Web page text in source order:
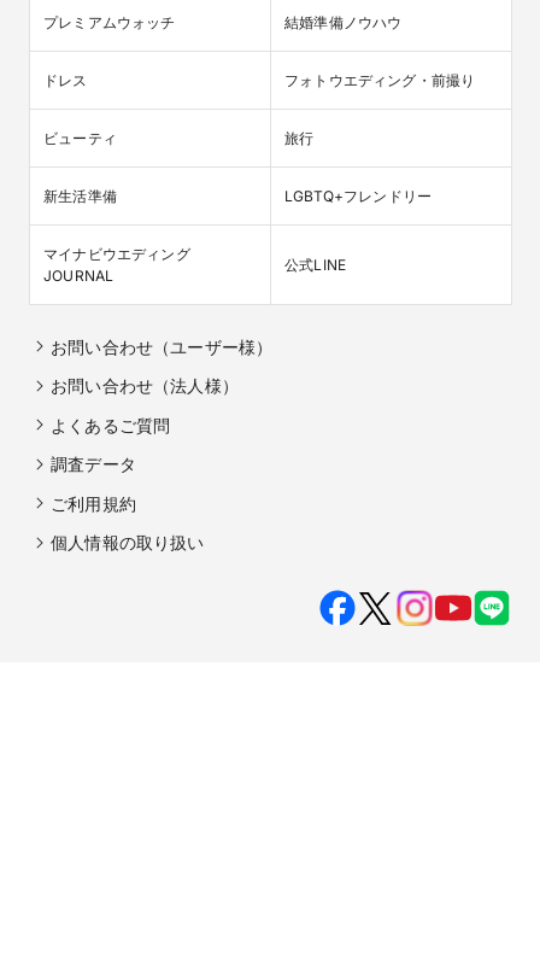
プレミアムウォッチ 結婚準備ノウハウ
ドレス フォトウエディング・前撮り
ビューティ 旅行
新生活準備 LGBTQ+フレンドリー
マイナビウエディング
JOURNAL
公式LINE
お問い合わせ（ユーザー様）
お問い合わせ（法人様）
よくあるご質問
調査データ
ご利用規約
個人情報の取り扱い